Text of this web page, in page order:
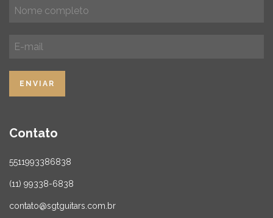
Contato
5511993386838
(11) 99338-6838
contato@sgtguitars.com.br